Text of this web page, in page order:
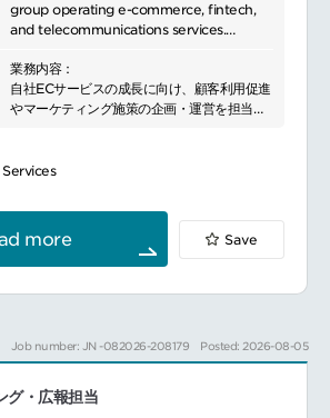
group operating e-commerce, fintech,
and telecommunications services.
online shopping, payments, banking,
securities, and mobile communications.
Leveraging a shared membership
businesses across multiple markets.
業務内容：
自社ECサービスの成長に向け、顧客利用促進
やマーケティング施策の企画・運営を担当い
顧客接点の創出やサービス利用拡大に向けた
また、ECサイト運営やマーケティングに関す
る知識・スキルを身につけながら、企画立案
から実行まで幅広く携わることができます。
業務詳細：
進
販売促進施策の立案および実行
各種プロジェクトの推進
データ分析を活用した施策改善
more Save
Job number: JN -082026-208179 Posted: 2026-08-05
グ・広報担当